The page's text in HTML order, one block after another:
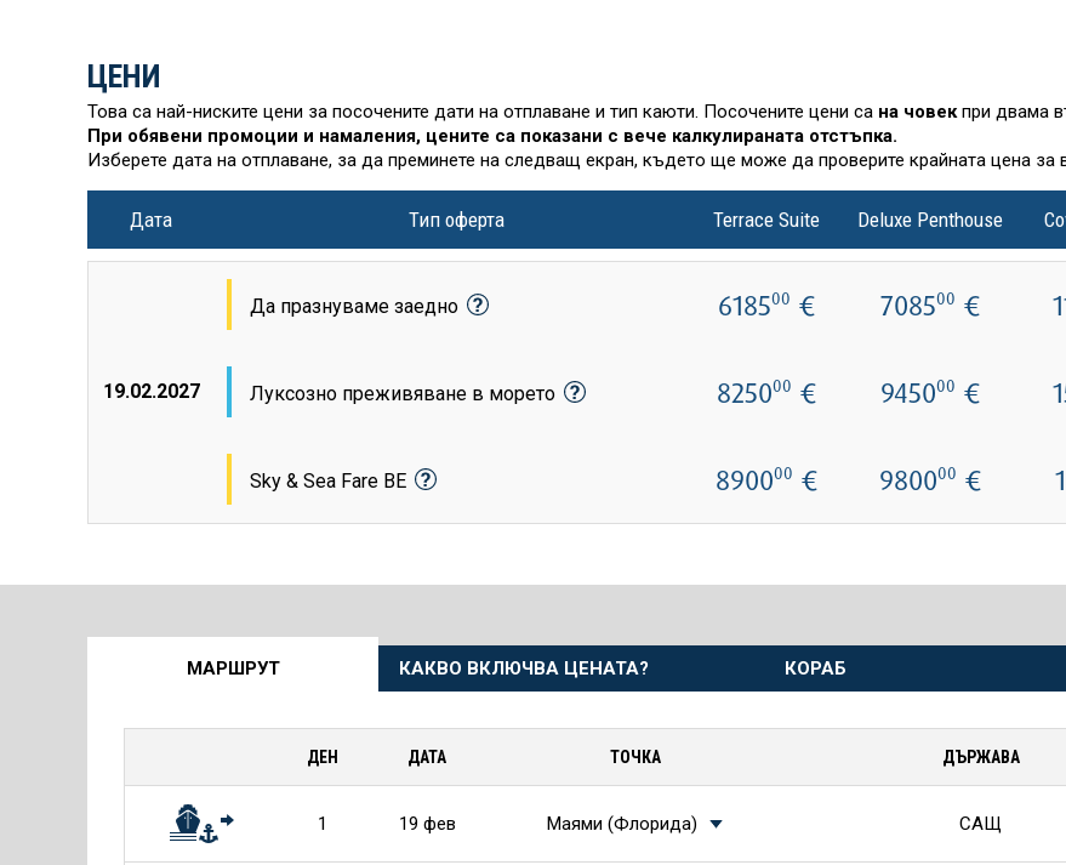
ЦЕНИ
Това са най-ниските цени за посочените дати на отплаване и тип каюти. Посочените цени са на човекпри двама
При обявени промоции и намаления, цените са показани с вече калкулираната отстъпка.
Изберете дата на отплаване, за да преминете на следващ екран, където ще може да проверите крайната цена за
Дата Тип оферта Terrace Suite Deluxe Penthouse
19.02.2027
Да празнуваме заедно 618500 € 708500 €
Луксозно преживяване в морето 825000 € 945000 €
Sky & Sea Fare BE 890000 € 980000 €
МАРШРУТ КАКВО ВКЛЮЧВА ЦЕНАТА? КОРАБ
ДЕН ДАТА ТОЧКА ДЪРЖАВА
1 19 фев Маями (Флорида) САЩ